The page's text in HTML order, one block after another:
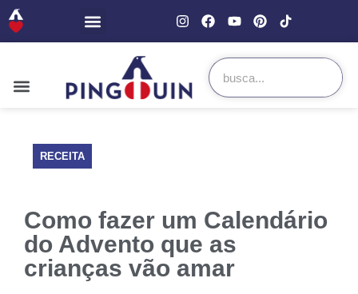
RECEITA
Como fazer um Calendário
do Advento que as
crianças vão amar